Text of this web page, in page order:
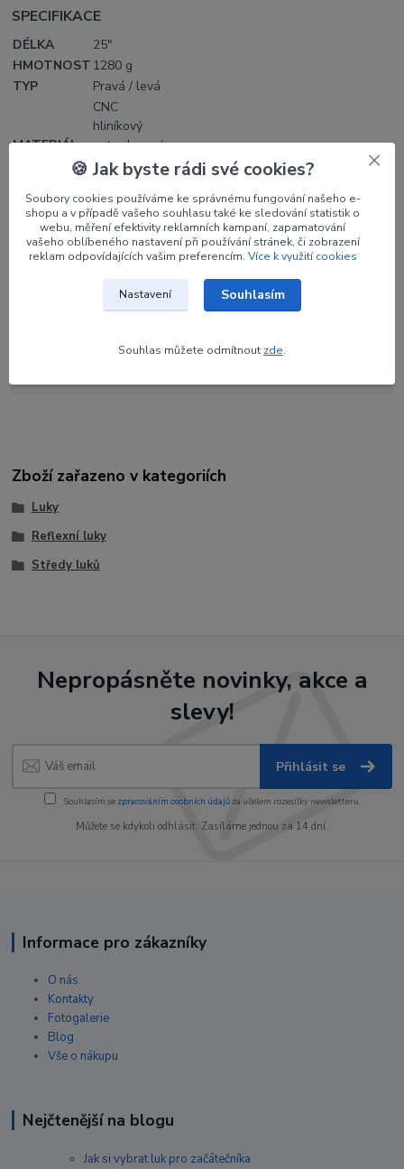
SPECIFIKACE
DÉLKA
25"
HMOTNOST 1280 g
TYP
Pravá / levá
MATERIÁL
CNC
hliníkový
extrudovaný
blok 6061-
Parametry
KINETIC
Zboží zařazeno v kategoriích
Luky
Reflexní luky
Středy luků
Nepropásněte novinky, akce a
slevy!
Přihlásit se
Souhlasím se zpracováním osobních údajůza účelem rozesílky newsletteru.
Můžete se kdykoli odhlásit. Zasíláme jednou za 14 dní.
Informace pro zákazníky
O nás
Kontakty
Fotogalerie
Blog
Vše o nákupu
Nejčtenější na blogu
Jak si vybrat luk pro začátečníka
🍪 Jak byste rádi své cookies?
Soubory cookies používáme ke správnému fungování našeho e-
shopu a v případě vašeho souhlasu také ke sledování statistik o
webu, měření efektivity reklamních kampaní, zapamatování
vašeho oblíbeného nastavení při používání stránek, či zobrazení
reklam odpovídajících vašim preferencím. Více k využití cookies
Nastavení Souhlasím
Souhlas můžete odmítnout zde.